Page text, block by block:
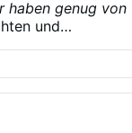
haben genug von
und